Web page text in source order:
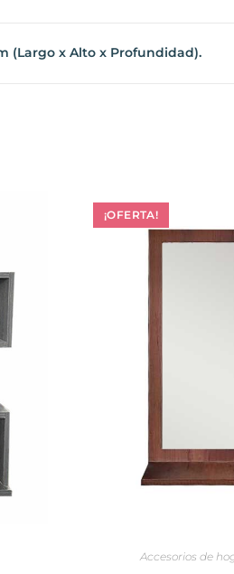
(Largo x Alto x Profundidad).
¡OFERTA!
Accesorios de